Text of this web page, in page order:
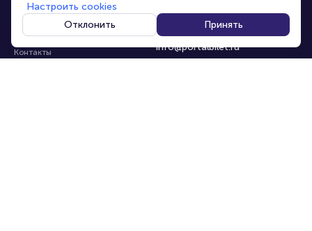
Персональные данные
О компании
Контакты
8-800-500-42-62
8-499-226-15-14
info@portalbilet.ru
С 10:00 до 21:00,
Настроить cookies
Отклонить
Принять